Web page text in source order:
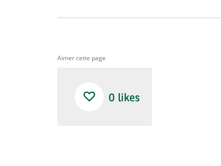
Aimer cette page
0 likes